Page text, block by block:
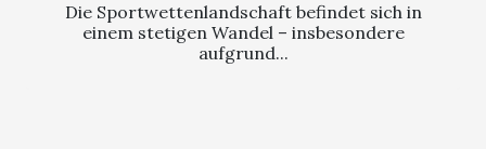
Die Sportwettenlandschaft befindet sich in
einem stetigen Wandel – insbesondere
aufgrund...